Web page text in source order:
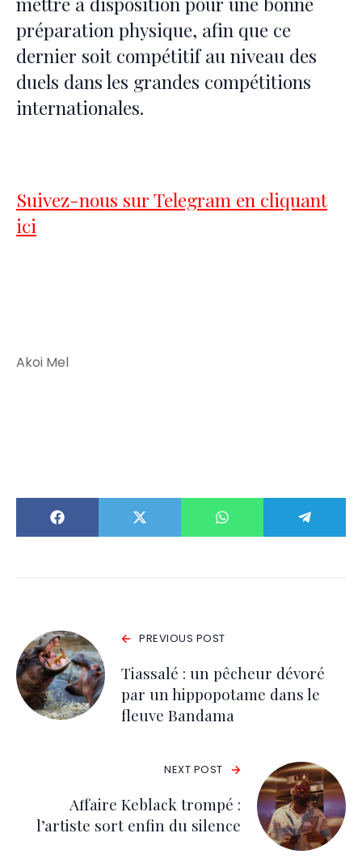
préparation physique, afin que ce
dernier soit compétitif au niveau des
duels dans les grandes compétitions
internationales.
Suivez-nous sur Telegram en cliquant
ici
Akoi Mel
PREVIOUS POST
Tiassalé : un pêcheur dévoré
par un hippopotame dans le
fleuve Bandama
NEXT POST
Affaire Keblack trompé :
l’artiste sort enfin du silence